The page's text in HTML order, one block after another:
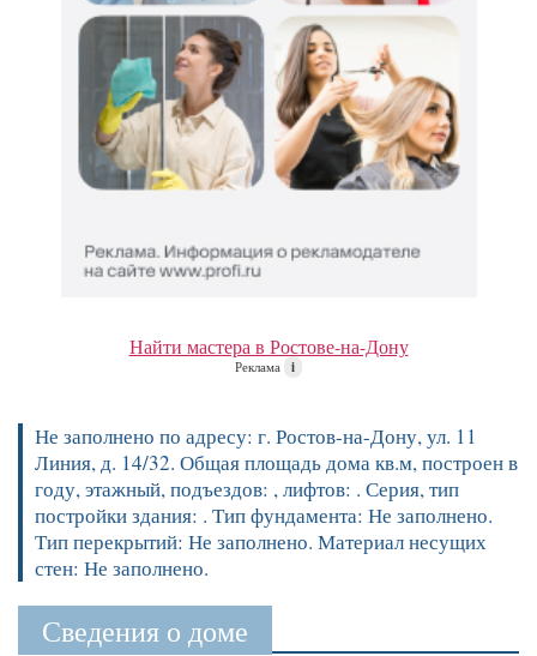
Найти мастера в Ростове-на-Дону
Реклама i
Не заполнено по адресу: г. Ростов-на-Дону, ул. 11
Линия, д. 14/32. Общая площадь дома кв.м, построен в
году, этажный, подъездов: , лифтов: . Серия, тип
постройки здания: . Тип фундамента: Не заполнено.
Тип перекрытий: Не заполнено. Материал несущих
стен: Не заполнено.
Сведения о доме